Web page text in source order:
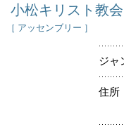
小松キリスト教会
［ アッセンブリー ］
ジャ
住所